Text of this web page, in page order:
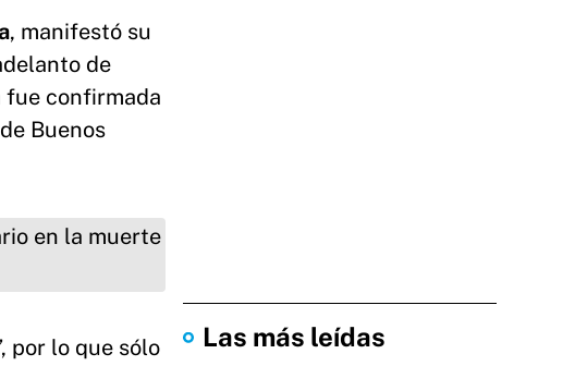
, manifestó su
de
fue confirmada
Buenos
por lo que sólo
Las más leídas